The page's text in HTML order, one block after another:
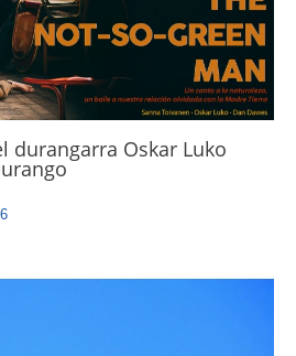
durangarra Oskar Luko